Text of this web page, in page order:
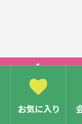
お気に入り
1
2
3